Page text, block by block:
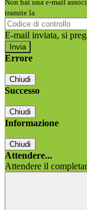
Non hai una e-mail
tramite la
E-mail inviata, si
Errore
Chiudi
Successo
Chiudi
Informazione
Chiudi
Attendere...
Attendere il